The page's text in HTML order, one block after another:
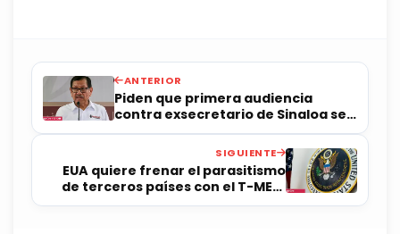
ANTERIOR
Piden que primera audiencia
contra exsecretario de Sinaloa sea
el 3 de junio
SIGUIENTE
EUA quiere frenar el parasitismo
de terceros países con el T-MEC:
USTR